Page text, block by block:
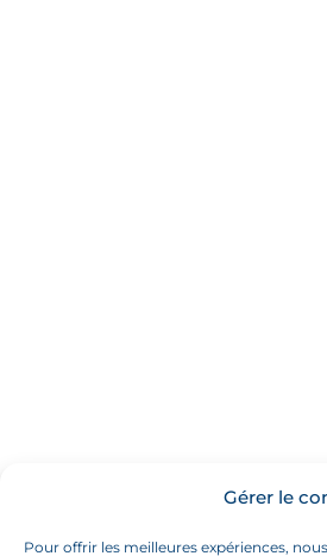
Gérer le
Pour offrir les meilleures expériences,